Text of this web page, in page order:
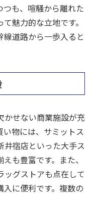
も、喧騒から離れた
魅力的な立地です。
道路から一歩入ると
かせない商業施設が充
物には、サミットス
井宿店といった大手ス
も豊富です。また、
ッグストアも点在して
に便利です。複数の